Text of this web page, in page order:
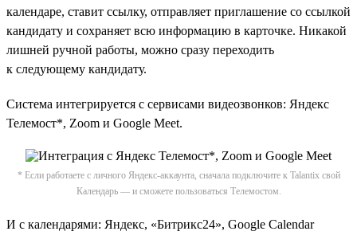
календаре, ставит ссылку, отправляет приглашение со ссылкой
кандидату и сохраняет всю информацию в карточке. Никакой
лишней ручной работы, можно сразу переходить
к следующему кандидату.
Система интегрируется c сервисами видеозвонков: Яндекс
Телемост*, Zoom и Google Meet.
* Если работаете с личного Яндекс-аккаунта, сначала подключите к Talantix свой
Календарь — и сможете пользоваться Телемостом.
И с календарями: Яндекс, «Битрикс24», Google Calendar